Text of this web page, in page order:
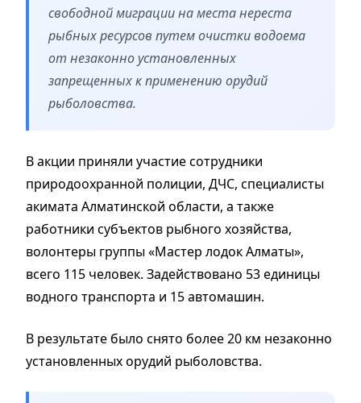
свободной миграции на места нереста
рыбных ресурсов путем очистки водоема
от незаконно установленных
запрещенных к применению орудий
рыболовства.
В акции приняли участие сотрудники
природоохранной полиции, ДЧС, специалисты
акимата Алматинской области, а также
работники субъектов рыбного хозяйства,
волонтеры группы «Мастер лодок Алматы»,
всего 115 человек. Задействовано 53 единицы
водного транспорта и 15 автомашин.
В результате было снято более 20 км незаконно
установленных орудий рыболовства.